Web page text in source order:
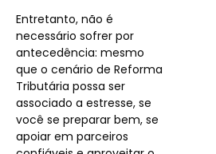
Entretanto, não é
necessário sofrer por
antecedência: mesmo
que o cenário de Reforma
Tributária possa ser
associado a estresse, se
você se preparar bem, se
apoiar em parceiros